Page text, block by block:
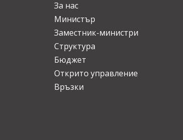
За нас
Министър
Заместник-министри
Структура
Бюджет
Открито управление
Връзки